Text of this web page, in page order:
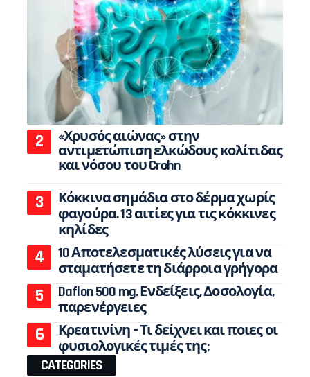
«Χρυσός αιώνας» στην
αντιμετώπιση ελκώδους κολίτιδας
και νόσου του Crohn
Κόκκινα σημάδια στο δέρμα χωρίς
φαγούρα. 13 αιτίες για τις κόκκινες
κηλίδες
10 Αποτελεσματικές λύσεις για να
σταματήσετε τη διάρροια γρήγορα
Daflon 500 mg. Ενδείξεις, Δοσολογία,
παρενέργειες
Κρεατινίνη – Τι δείχνει και ποιες οι
φυσιολογικές τιμές της;
CATEGORIES